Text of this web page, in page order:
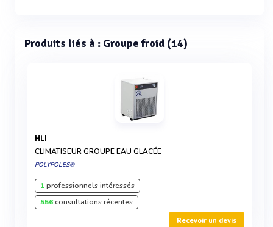
Produits liés à : Groupe froid (14)
HLI
CLIMATISEUR GROUPE EAU GLACÉE
POLYPOLES®
1professionnels intéressés
556consultations récentes
Recevoir un devis